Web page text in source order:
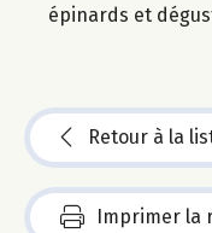
épinards et
Retour à la
Imprimer la